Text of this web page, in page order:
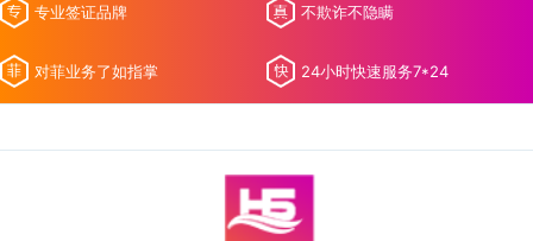
专业签证品牌 不欺诈不隐瞒
对菲业务了如指掌 24小时快速服务7*24